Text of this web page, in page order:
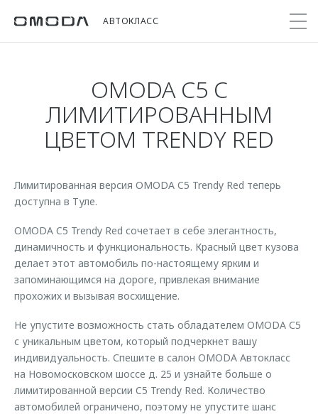
АВТОКЛАСС
Модели
C7
от 2 739 000 ₽*
Покупателям
Выбор и покупка
Записаться на тест-драйв
Cпецпредложения
Прайс-листы
OMODA Лизинг
Кредит и страхование
Кредитные программы
Страхование
Кредитный калькулятор
Аксессуары
Одежда и сувениры
Владельцам
Кузовной ремонт
Сервисные акции
Поддержка
Помощь на дороге
Гарантия
Дополнительная техническая поддержка
Руководства по эксплуатации
Клиентская поддержка
O&J Автоклуб
Клуб владельцев OMODA
Мир OMODA
Онлайн-сервисы
Клуб владельцев OMODA
Бренд JAECOO
Правовая информация
Обратная связь
OMODA C5 С
ЛИМИТИРОВАННЫМ
ЦВЕТОМ TRENDY RED
Лимитированная версия OMODA C5 Trendy Red теперь
доступна в Туле.
OMODA C5 Trendy Red сочетает в себе элегантность,
динамичность и функциональность. Красный цвет кузова
делает этот автомобиль по-настоящему ярким и
запоминающимся на дороге, привлекая внимание
прохожих и вызывая восхищение.
Не упустите возможность стать обладателем OMODA С5
с уникальным цветом, который подчеркнет вашу
индивидуальность. Спешите в салон OMODA Автокласс
на Новомосковском шоссе д. 25 и узнайте больше о
лимитированной версии C5 Trendy Red. Количество
автомобилей ограничено, поэтому не упустите шанс